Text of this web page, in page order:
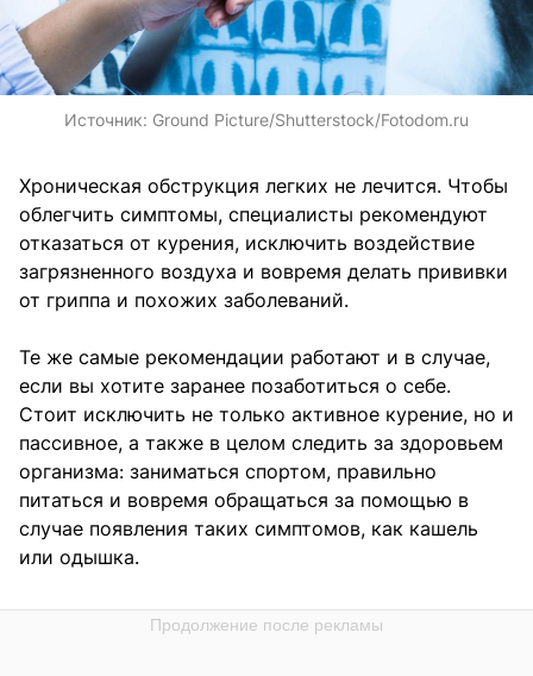
Источник: Ground Picture/Shutterstock/Fotodom.ru
Хроническая обструкция легких не лечится. Чтобы
облегчить симптомы, специалисты рекомендуют
отказаться от курения, исключить воздействие
загрязненного воздуха и вовремя делать прививки
от гриппа и похожих заболеваний.
Те же самые рекомендации работают и в случае,
если вы хотите заранее позаботиться о себе.
Стоит исключить не только активное курение, но и
пассивное, а также в целом следить за здоровьем
организма: заниматься спортом, правильно
питаться и вовремя обращаться за помощью в
случае появления таких симптомов, как кашель
или одышка.